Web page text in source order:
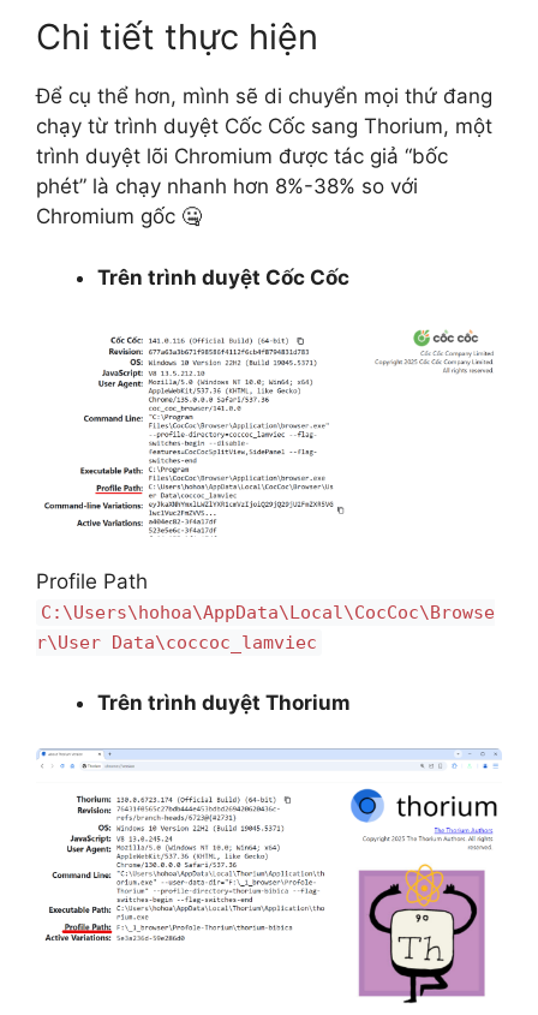
Chi tiết thực hiện
Để cụ thể hơn, mình sẽ di chuyển mọi thứ đang
chạy từ trình duyệt Cốc Cốc sang Thorium, một
trình duyệt lõi Chromium được tác giả “bốc
phét” là chạy nhanh hơn 8%-38% so với
Chromium gốc 🤐
Trên trình duyệt Cốc Cốc
Profile Path
C:\Users\hohoa\AppData\Local\CocCoc\Browse
r\User Data\coccoc_lamviec
Trên trình duyệt Thorium